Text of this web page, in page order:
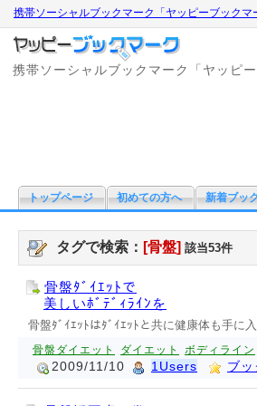
携帯ソーシャルブックマーク「ヤッピーブックマ
携帯ソーシャルブックマーク「ヤッピ
トップページ 初めての方へ 新着ブッ
タグで検索： [骨盤] 該当53件
骨盤ﾀﾞｲｴｯﾄで
美しいﾎﾞﾃﾞｨﾗｲﾝを
骨盤ﾀﾞｲｴｯﾄはﾀﾞｲｴｯﾄと共に健康体も手に
骨盤ダイエット ダイエット ボディライン
2009/11/10 1Users ブ